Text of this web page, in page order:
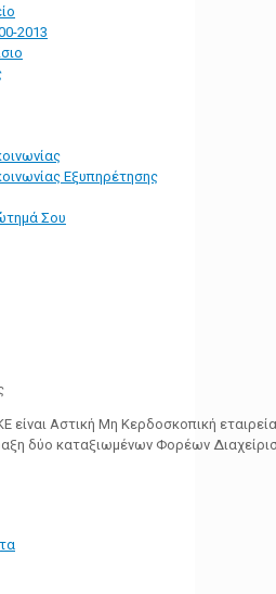
2013
Εξυπηρέτησης
Σου
Αστική Μη Κερδοσκοπική
δύο καταξιωμένων Φορέων